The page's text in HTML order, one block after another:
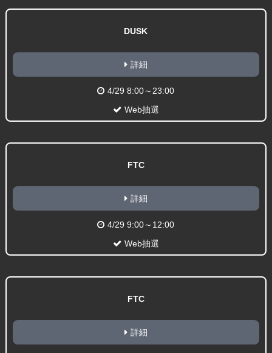
DUSK
詳細
4/29 8:00～23:00
Web抽選
FTC
詳細
4/29 9:00～12:00
Web抽選
FTC
詳細